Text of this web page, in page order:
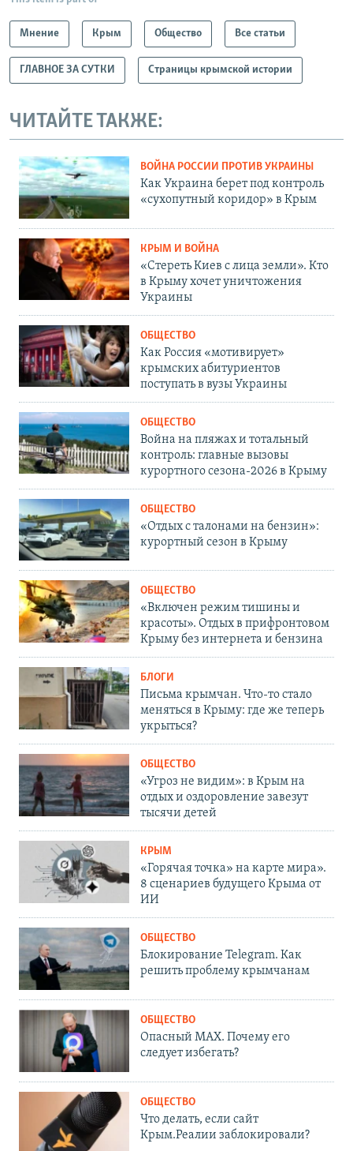
Мнение Крым Общество Все статьи
ГЛАВНОЕ ЗА СУТКИ Страницы крымской истории
ЧИТАЙТЕ ТАКЖЕ:
ВОЙНА РОССИИ ПРОТИВ УКРАИНЫ
Как Украина берет под контроль
«сухопутный коридор» в Крым
КРЫМ И ВОЙНА
«Стереть Киев с лица земли». Кто
в Крыму хочет уничтожения
Украины
ОБЩЕСТВО
Как Россия «мотивирует»
крымских абитуриентов
поступать в вузы Украины
ОБЩЕСТВО
Война на пляжах и тотальный
контроль: главные вызовы
курортного сезона-2026 в Крыму
ОБЩЕСТВО
«Отдых с талонами на бензин»:
курортный сезон в Крыму
ОБЩЕСТВО
«Включен режим тишины и
красоты». Отдых в прифронтовом
Крыму без интернета и бензина
БЛОГИ
Письма крымчан. Что-то стало
меняться в Крыму: где же теперь
укрыться?
ОБЩЕСТВО
«Угроз не видим»: в Крым на
отдых и оздоровление завезут
тысячи детей
КРЫМ
«Горячая точка» на карте мира».
8 сценариев будущего Крыма от
ИИ
ОБЩЕСТВО
Блокирование Telegram. Как
решить проблему крымчанам
ОБЩЕСТВО
Опасный MAX. Почему его
следует избегать?
ОБЩЕСТВО
Что делать, если сайт
Крым.Реалии заблокировали?